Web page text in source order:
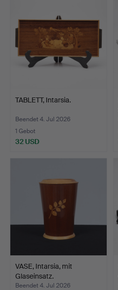
TABLETT, Intarsia.
Beendet 4. Jul 2026
1 Gebot
32 USD
VASE, Intarsia, mit
Glaseinsatz.
Beendet 4. Jul 2026